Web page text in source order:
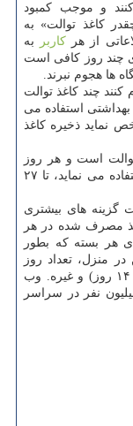
و موجب كمبود
كاغذ توالت» به
كاربر
به
چند روز كافی است
ها هجوم نبرند.
چند كاغذ توالت
استفاده می
نماید ذخیره كاغذ
دارای ۵ عدد كاغذ توالت است و هر روز
بطور متوسط سه بار از سرویس بهداشتی استفاده می نماید، تا ۲۷
گزینه های بیشتری
مصرف شده در هر
هر بسته كه بطور
در منزل، تعداد روز
اعلام شده برای قرنطینه (به طور پیش فرض ۱۴ روز) و غیره. وب
نفر در سراسر